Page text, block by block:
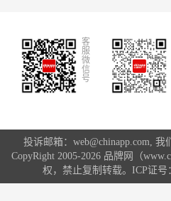
客
服
微
信
号
投诉邮箱：web@chinapp.com, 我
CopyRight 2005-2026 品牌网（
权，禁止复制转载。ICP证号